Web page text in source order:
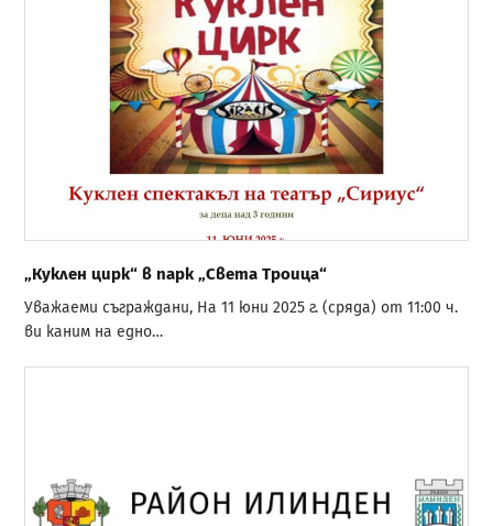
„Куклен цирк“ в парк „Света Троица“
Уважаеми съграждани, На 11 юни 2025 г. (сряда) от 11:00 ч.
ви каним на едно…